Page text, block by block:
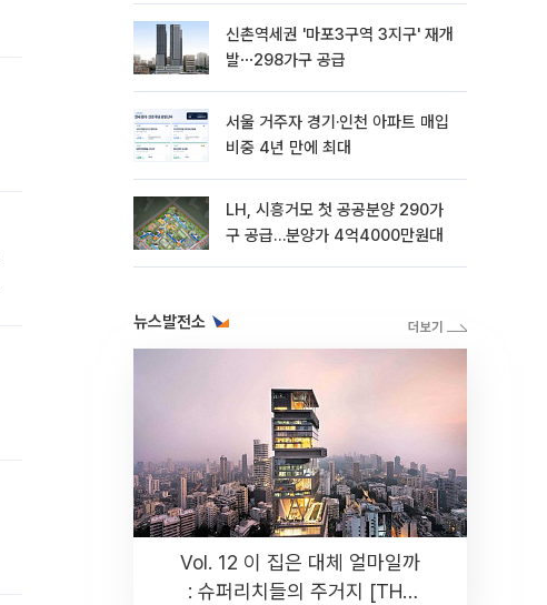
신촌역세권 '마포3구역 3지구' 재개
발⋯298가구 공급
서울 거주자 경기·인천 아파트 매입
비중 4년 만에 최대
LH, 시흥거모 첫 공공분양 290가
구 공급…분양가 4억4000만원대
뉴스발전소
Vol. 12 이 집은 대체 얼마일까
: 슈퍼리치들의 주거지 [THE